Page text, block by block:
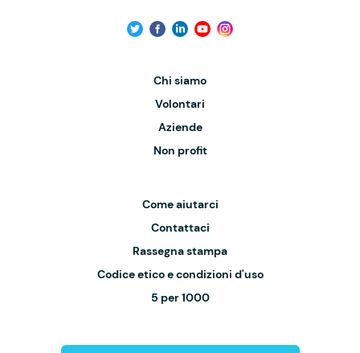
Chi siamo
Volontari
Aziende
Non profit
Come aiutarci
Contattaci
Rassegna stampa
Codice etico e condizioni d'uso
5 per 1000